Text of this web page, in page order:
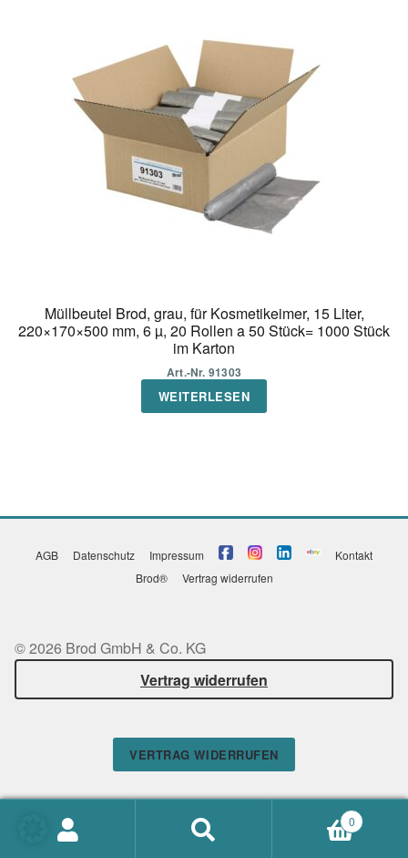
Müllbeutel Brod, grau, für Kosmetikeimer, 15 Liter,
220×170×500 mm, 6 µ, 20 Rollen a 50 Stück= 1000 Stück
im Karton
Art.-Nr. 91303
WEITERLESEN
AGB Datenschutz Impressum
Kontakt
Brod®
Vertrag widerrufen
© 2026 Brod GmbH & Co. KG
Vertrag widerrufen
VERTRAG WIDERRUFEN
SUCHEN
0